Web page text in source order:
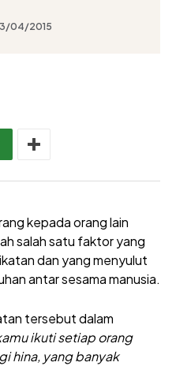
04/2015
kepada orang lain
salah satu faktor yang
dan yang menyulut
antar sesama manusia.
tersebut dalam
ikuti setiap orang
hina, yang banyak